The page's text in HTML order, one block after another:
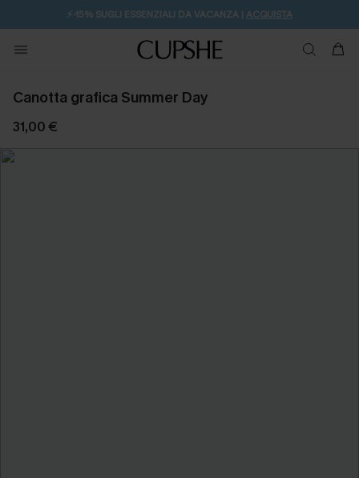
⚡️-15% SUGLI ESSENZIALI DA VACANZA | ACQUISTA
Canotta grafica Summer Day
31,00 €